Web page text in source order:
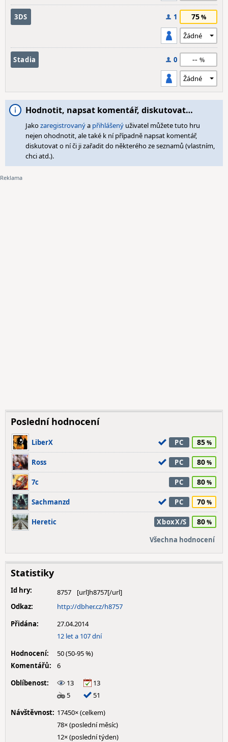
3DS 1 75
Stadia 0 --
Hodnotit, napsat komentář, diskutovat…
Jakozaregistrovanýa přihlášený uživatel můžete tuto hru
nejen ohodnotit, ale také k ní případně napsat komentář,
diskutovat o ní či ji zařadit do některého ze seznamů (vlastním,
chci atd.).
Poslední hodnocení
LiberX PC 85
Ross PC 80
7c PC 80
Sachmanzd PC 70
Heretic XboxX/S 80
Všechna hodnocení
Statistiky
Id hry:
8757
Odkaz:
http://dbher.cz/h8757
Přidána:
27.04.2014
12 let a 107 dní
Hodnocení:
50 (50-95 %)
Komentářů:
6
Oblíbenost:
13
13
5
51
Návštěvnost: 17450× (celkem)
78× (poslední měsíc)
12× (poslední týden)